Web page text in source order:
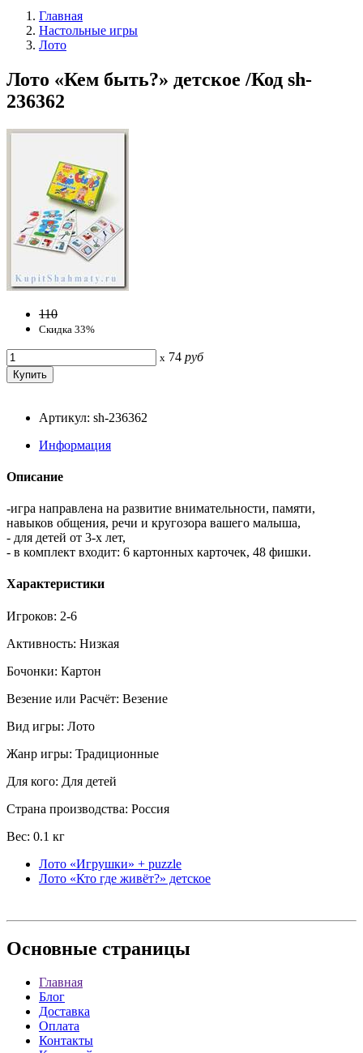
Главная
Настольные игры
Лото
Лото «Кем быть?» детское /Код sh-
236362
110
Скидка 33%
x 74 руб
Артикул: sh-236362
Информация
Описание
-игра направлена на развитие внимательности, памяти,
навыков общения, речи и кругозора вашего малыша,
- для детей от 3-х лет,
- в комплект входит: 6 картонных карточек, 48 фишки.
Характеристики
Игроков: 2-6
Активность: Низкая
Бочонки: Картон
Везение или Расчёт: Везение
Вид игры: Лото
Жанр игры: Традиционные
Для кого: Для детей
Страна производства: Россия
Вес: 0.1 кг
Лото «Игрушки» + puzzle
Лото «Кто где живёт?» детское
Основные страницы
Главная
Блог
Доставка
Оплата
Контакты